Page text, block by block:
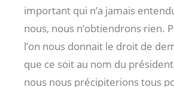
important qui n’a jamais
nous, nous n’obtiendrons rien.
l’on nous donnait le droit de
que ce soit au nom du
nous nous précipiterions tous